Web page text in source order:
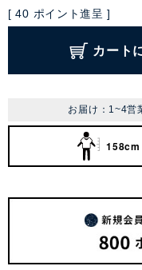
[ 40 ポイント進呈 ]
カート
お届け：1~4営